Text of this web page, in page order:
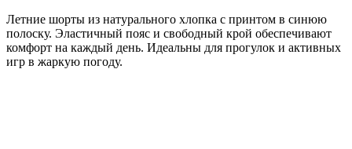
Летние шорты из натурального хлопка с принтом в синюю
полоску. Эластичный пояс и свободный крой обеспечивают
комфорт на каждый день. Идеальны для прогулок и активных
игр в жаркую погоду.